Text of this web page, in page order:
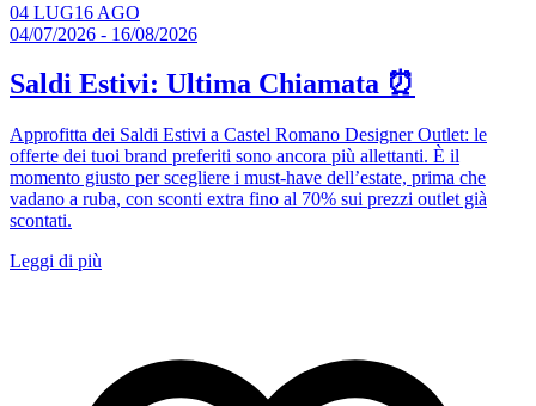
04 LUG16 AGO
04/07/2026 - 16/08/2026
Saldi Estivi: Ultima Chiamata ⏰​
Approfitta dei Saldi Estivi a Castel Romano Designer Outlet: le
offerte dei tuoi brand preferiti sono ancora più allettanti. È il
momento giusto per scegliere i must-have dell’estate, prima che
vadano a ruba, con sconti extra fino al 70% sui prezzi outlet già
scontati.
Leggi di più